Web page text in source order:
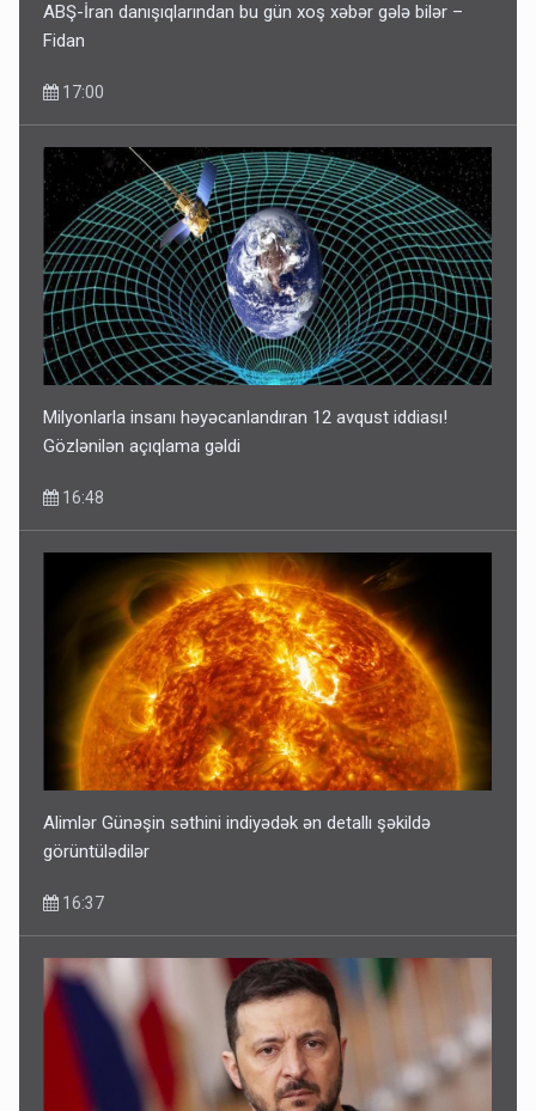
ABŞ-İran danışıqlarından bu gün xoş xəbər gələ bilər –
Fidan
17:00
Milyonlarla insanı həyəcanlandıran 12 avqust iddiası!
Gözlənilən açıqlama gəldi
16:48
Alimlər Günəşin səthini indiyədək ən detallı şəkildə
görüntülədilər
16:37